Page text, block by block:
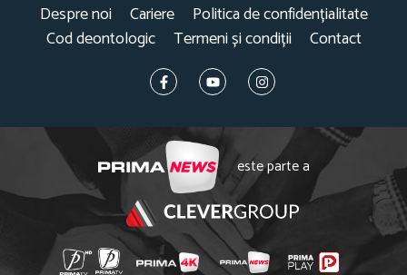
Despre noi Cariere
Politica de confidențialitate
Cod deontologic
Termeni și condiții Contact
este parte a